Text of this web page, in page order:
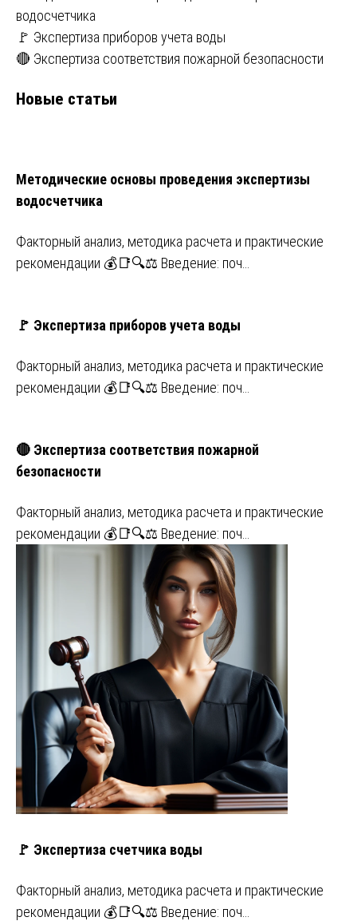
водосчетчика
🚩 Экспертиза приборов учета воды
🔴 Экспертиза соответствия пожарной безопасности
Новые статьи
Методические основы проведения экспертизы
водосчетчика
Факторный анализ, методика расчета и практические
рекомендации 💰📑🔍⚖️ Введение: поч…
🚩 Экспертиза приборов учета воды
Факторный анализ, методика расчета и практические
рекомендации 💰📑🔍⚖️ Введение: поч…
🔴 Экспертиза соответствия пожарной
безопасности
Факторный анализ, методика расчета и практические
рекомендации 💰📑🔍⚖️ Введение: поч…
🚩 Экспертиза счетчика воды
Факторный анализ, методика расчета и практические
рекомендации 💰📑🔍⚖️ Введение: поч…